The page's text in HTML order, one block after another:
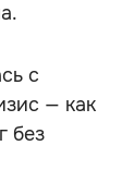
с
— как
без